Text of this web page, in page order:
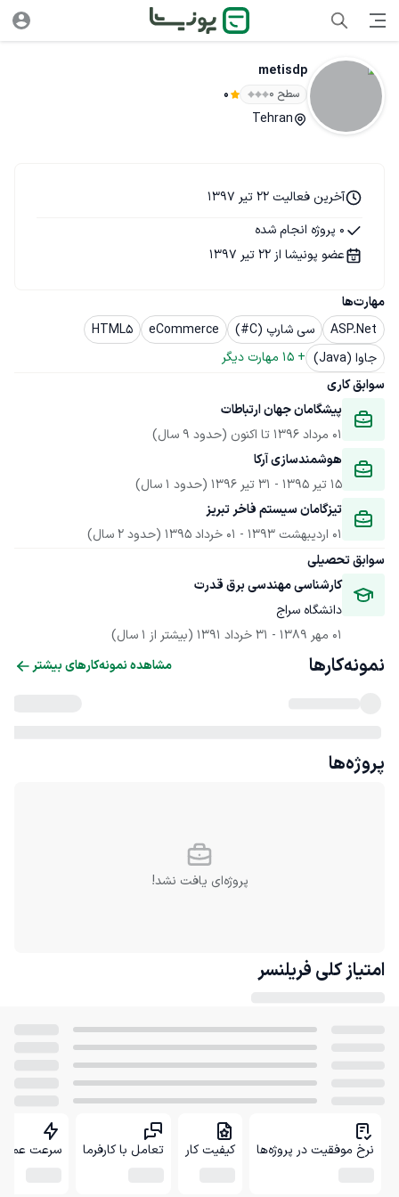
metisdp
سطح ۰ 0
Tehran
مهارت‌ها
ASP.Net
سی شارپ (C#) eCommerce
HTML5
جاوا (Java)
+
15 مهارت دیگر
سوابق کاری
پیشگامان جهان ارتباطات
01 مرداد 1396
تا اکنون (حدود 9 سال)
هوشمندسازی آرکا
15 تیر 1395
- 31 تیر 1396
(حدود 1 سال)
تیزگامان سیستم فاخر تبریز
01 اردیبهشت 1393
- 01 خرداد 1395
(حدود 2 سال)
سوابق تحصیلی
کارشناسی مهندسی برق قدرت
دانشگاه سراج
01 مهر 1389
- 31 خرداد 1391 (بیشتر از 1 سال)
آخرین فعالیت 22 تیر 1397
0 پروژه انجام شده
عضو پونیشا از 22 تیر 1397
نمونه‌کارها مشاهده نمونه‌کارهای بیشتر
پروژه‌ها
پروژه‌ای یافت نشد!
امتیاز کلی فریلنسر
نرخ موفقیت در پروژه‌ها کیفیت کار تعامل با کارفرما سرعت عمل